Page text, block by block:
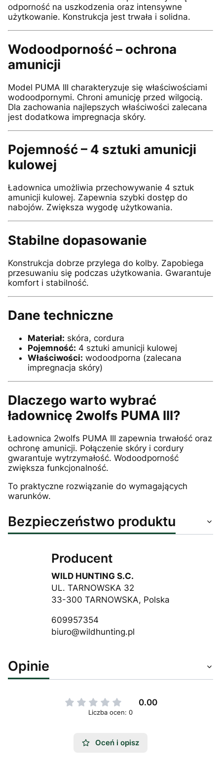
odporność na uszkodzenia oraz intensywne
użytkowanie. Konstrukcja jest trwała i solidna.
Wodoodporność – ochrona
amunicji
Model PUMA III charakteryzuje się właściwościami
wodoodpornymi. Chroni amunicję przed wilgocią.
Dla zachowania najlepszych właściwości zalecana
jest dodatkowa impregnacja skóry.
Pojemność – 4 sztuki amunicji
kulowej
Ładownica umożliwia przechowywanie 4 sztuk
amunicji kulowej. Zapewnia szybki dostęp do
nabojów. Zwiększa wygodę użytkowania.
Stabilne dopasowanie
Konstrukcja dobrze przylega do kolby. Zapobiega
przesuwaniu się podczas użytkowania. Gwarantuje
komfort i stabilność.
Dane techniczne
Materiał: skóra, cordura
Pojemność: 4 sztuki amunicji kulowej
Właściwości: wodoodporna (zalecana
impregnacja skóry)
Dlaczego warto wybrać
ładownicę 2wolfs PUMA III?
Ładownica 2wolfs PUMA III zapewnia trwałość oraz
ochronę amunicji. Połączenie skóry i cordury
gwarantuje wytrzymałość. Wodoodporność
zwiększa funkcjonalność.
To praktyczne rozwiązanie do wymagających
warunków.
Bezpieczeństwo produktu
Producent
WILD HUNTING S.C.
UL. TARNOWSKA 32
33-300 TARNOWSKA, Polska
609957354
biuro@wildhunting.pl
Opinie
0.00
Liczba ocen: 0
Oceń i opisz